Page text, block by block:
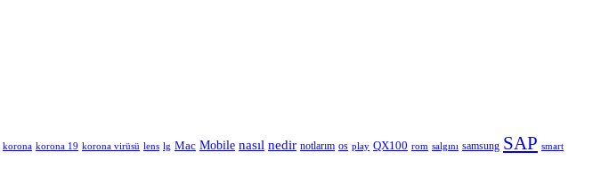
korona korona 19 korona virüsü lens lg Mac Mobile nasıl nedir notlarım os play QX100 rom salgını samsung SAP smart